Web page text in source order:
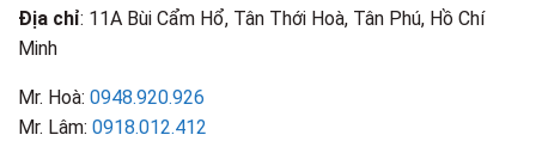
Địa chỉ: 11A Bùi Cẩm Hổ, Tân Thới Hoà, Tân Phú, Hồ Chí
Minh
Mr. Hoà: 0948.920.926
Mr. Lâm: 0918.012.412